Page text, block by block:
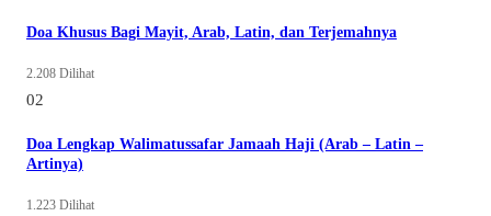
Doa Khusus Bagi Mayit, Arab, Latin, dan Terjemahnya
2.208 Dilihat
02
Doa Lengkap Walimatussafar Jamaah Haji (Arab – Latin –
Artinya)
1.223 Dilihat